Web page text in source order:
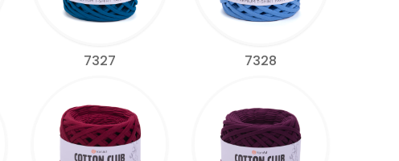
7327 7328